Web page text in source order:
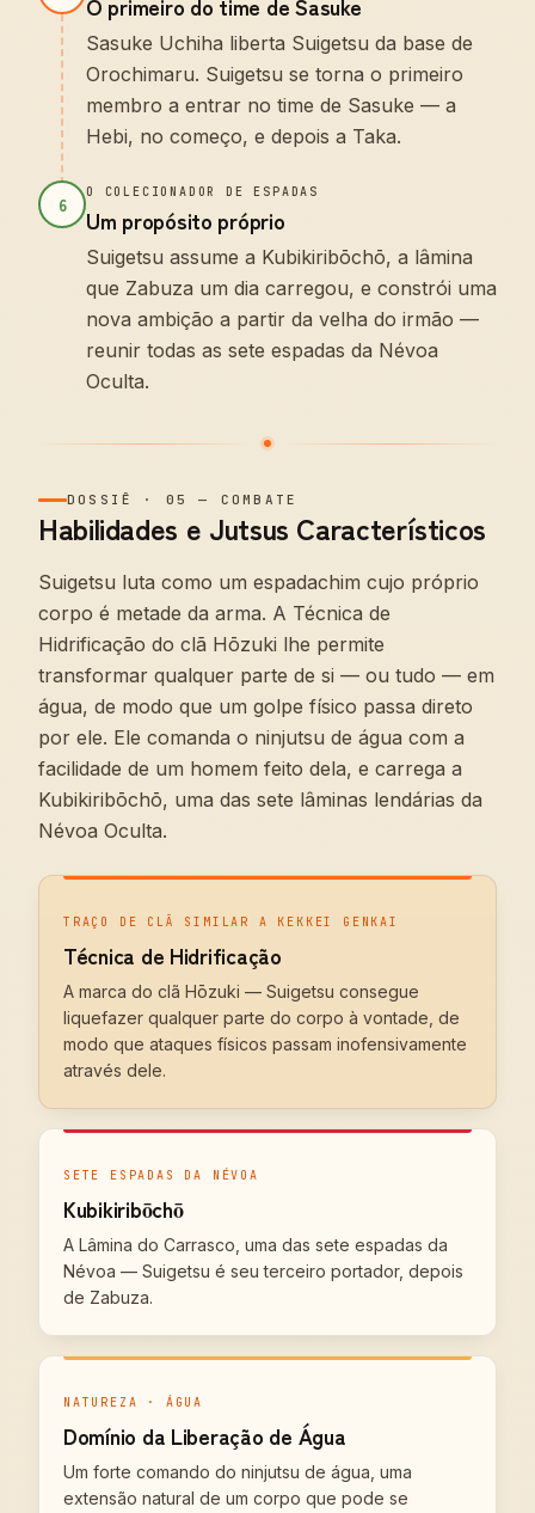
Sasuke Uchiha liberta Suigetsu da base de
Orochimaru. Suigetsu se torna o primeiro
membro a entrar no time de Sasuke — a
Hebi, no começo, e depois a Taka.
6
O COLECIONADOR DE ESPADAS
Um propósito próprio
Suigetsu assume a Kubikiribōchō, a lâmina
que Zabuza um dia carregou, e constrói uma
nova ambição a partir da velha do irmão —
reunir todas as sete espadas da Névoa
Oculta.
DOSSIÊ · 05 — COMBATE
Habilidades e Jutsus Característicos
Suigetsu luta como um espadachim cujo próprio
corpo é metade da arma. A Técnica de
Hidrificação do clã Hōzuki lhe permite
transformar qualquer parte de si — ou tudo — em
água, de modo que um golpe físico passa direto
por ele. Ele comanda o ninjutsu de água com a
facilidade de um homem feito dela, e carrega a
Kubikiribōchō, uma das sete lâminas lendárias da
Névoa Oculta.
TRAÇO DE CLÃ SIMILAR A KEKKEI GENKAI
Técnica de Hidrificação
A marca do clã Hōzuki — Suigetsu consegue
liquefazer qualquer parte do corpo à vontade, de
modo que ataques físicos passam inofensivamente
através dele.
SETE ESPADAS DA NÉVOA
Kubikiribōchō
A Lâmina do Carrasco, uma das sete espadas da
Névoa — Suigetsu é seu terceiro portador, depois
de Zabuza.
NATUREZA · ÁGUA
Domínio da Liberação de Água
Um forte comando do ninjutsu de água, uma
extensão natural de um corpo que pode se